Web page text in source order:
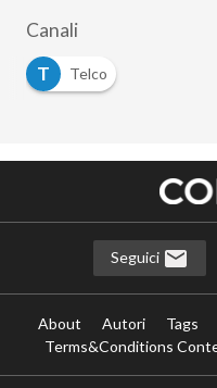
Canali
T
Telco
Seguici
About Autori Tags
Terms&Conditions